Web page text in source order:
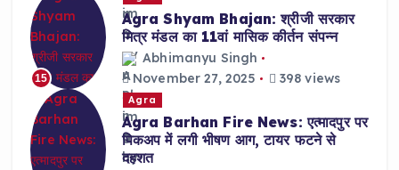
15
Agra Shyam Bhajan: श्रीजी सरकार
मित्र मंडल का 11वां मासिक कीर्तन संपन्न
Abhimanyu Singh
November 27, 2025
398 views
Agra
Agra Barhan Fire News: एत्मादपुर पर
पिकअप में लगी भीषण आग, टायर फटने से
दहशत